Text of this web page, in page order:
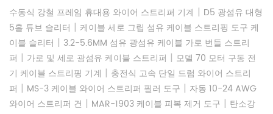
수동식 강철 프레임 휴대용 와이어 스트리퍼 기계 | D5 광섬유 대형
5홀 튜브 슬리터 | 케이블 세로 그립 섬유 케이블 스트리핑 도구 케
이블 슬리터 | 3.2-5.6MM 섬유 광섬유 케이블 가로 번들 스트리
퍼 | 가로 및 세로 광섬유 케이블 스트리퍼 | 모델 70 모터 구동 전
기 케이블 스트리핑 기계 | 충전식 고속 단일 드럼 와이어 스트리
퍼 | MS-3 케이블 와이어 스트리퍼 필러 도구 | 자동 10-24 AWG
와이어 스트리퍼 건 | MAR-1903 케이블 피복 제거 도구 | 탄소강